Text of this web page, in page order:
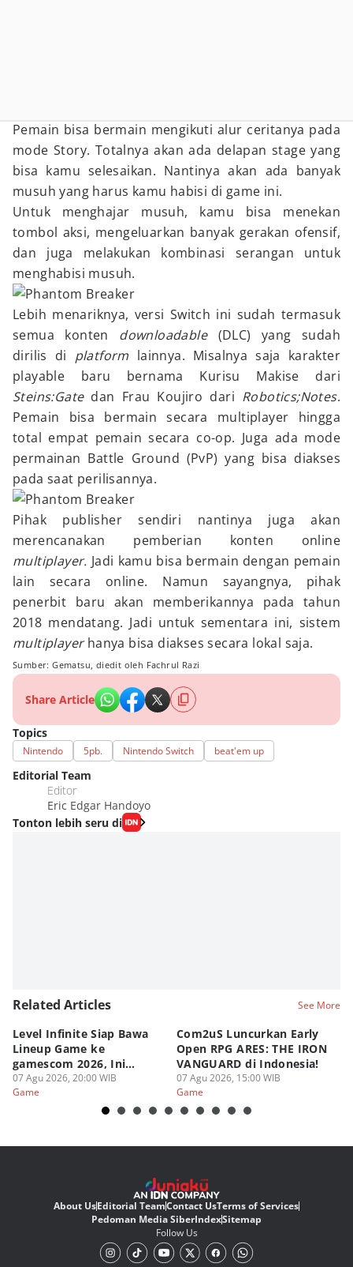
Pemain bisa bermain mengikuti alur ceritanya pada
mode Story. Totalnya akan ada delapan stage yang
bisa kamu selesaikan. Nantinya akan ada banyak
musuh yang harus kamu habisi di game ini.
Untuk menghajar musuh, kamu bisa menekan
tombol aksi, mengeluarkan banyak gerakan ofensif,
dan juga melakukan kombinasi serangan untuk
menghabisi musuh.
Lebih menariknya, versi Switch ini sudah termasuk
semua konten downloadable(DLC) yang sudah
dirilis di platform lainnya. Misalnya saja karakter
playable baru bernama Kurisu Makise dari
Steins:Gatedan Frau Koujiro dari Robotics;Notes.
Pemain bisa bermain secara multiplayer hingga
total empat pemain secara co-op. Juga ada mode
permainan Battle Ground (PvP) yang bisa diakses
pada saat perilisannya.
Pihak publisher sendiri nantinya juga akan
merencanakan pemberian konten online
multiplayer. Jadi kamu bisa bermain dengan pemain
lain secara online. Namun sayangnya, pihak
penerbit baru akan memberikannya pada tahun
2018 mendatang. Jadi untuk sementara ini, sistem
multiplayerhanya bisa diakses secara lokal saja.
Sumber: Gematsu, diedit oleh Fachrul Razi
Share Article
Topics
Nintendo 5pb. Nintendo Switch beat'em up
Editorial Team
Editor
Eric Edgar Handoyo
Tonton lebih seru di
Related Articles See More
Level Infinite Siap Bawa
Lineup Game ke
gamescom 2026, Ini
Judulnya!
07 Agu 2026, 20:00 WIB
Game
Com2uS Luncurkan Early
Open RPG ARES: THE IRON
VANGUARD di Indonesia!
07 Agu 2026, 15:00 WIB
Game
About UsEditorial TeamContact UsTerms of Services
Pedoman Media SiberIndexSitemap
Follow Us